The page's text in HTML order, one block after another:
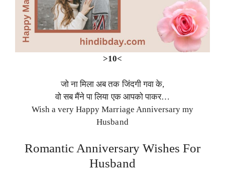
>10<
जो ना मिला अब तक जिंदगी गवा के,
वो सब मैंने पा लिया एक आपको पाकर…
Wish a very Happy Marriage Anniversary my
Husband
Romantic Anniversary Wishes For
Husband